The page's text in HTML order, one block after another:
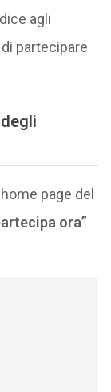
agli
partecipare
page del
ora”